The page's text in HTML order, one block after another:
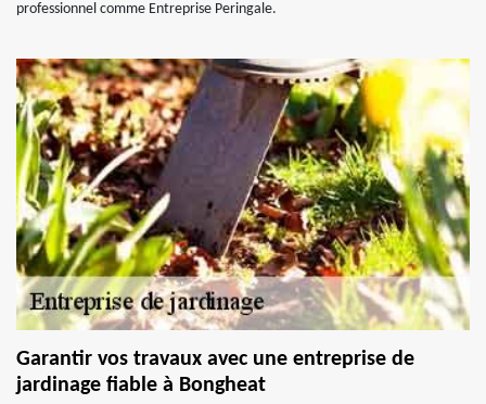
professionnel comme Entreprise Peringale.
Garantir vos travaux avec une entreprise de
jardinage fiable à Bongheat